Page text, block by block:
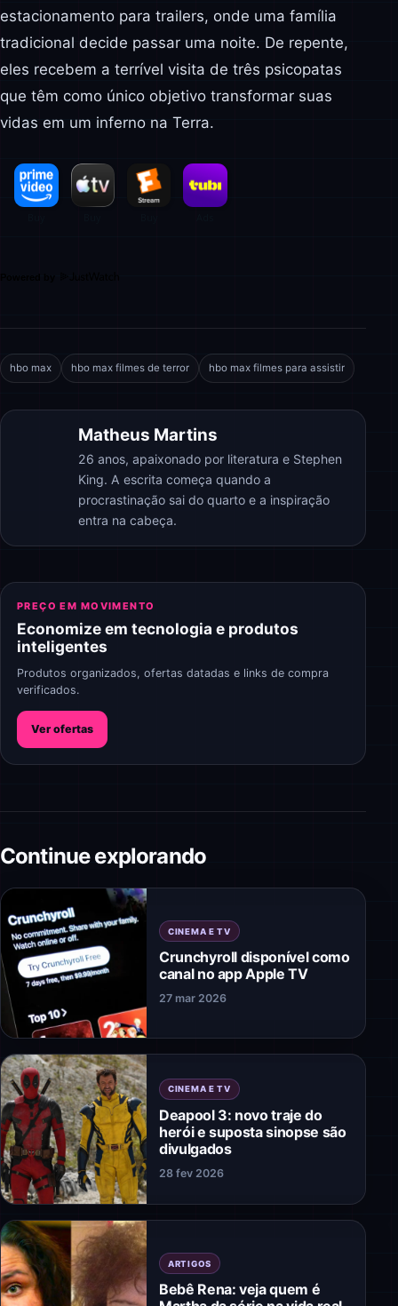
estacionamento para trailers, onde uma família
tradicional decide passar uma noite. De repente,
eles recebem a terrível visita de três psicopatas
que têm como único objetivo transformar suas
vidas em um inferno na Terra.
Powered by
hbo max hbo max filmes de terror hbo max filmes para assistir
Matheus Martins
26 anos, apaixonado por literatura e Stephen
King. A escrita começa quando a
procrastinação sai do quarto e a inspiração
entra na cabeça.
PREÇO EM MOVIMENTO
Economize em tecnologia e produtos
inteligentes
Produtos organizados, ofertas datadas e links de compra
verificados.
Ver ofertas
Continue explorando
CINEMA E TV
Crunchyroll disponível como
canal no app Apple TV
27 mar 2026
CINEMA E TV
Deapool 3: novo traje do
herói e suposta sinopse são
divulgados
28 fev 2026
ARTIGOS
Bebê Rena: veja quem é